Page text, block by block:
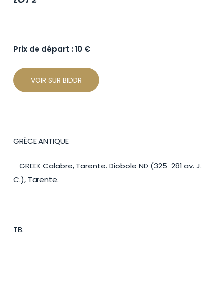
Prix de départ : 10 €
VOIR SUR BIDDR
GRÈCE ANTIQUE
- GREEK Calabre, Tarente. Diobole ND (325-281 av. J.-
C.), Tarente.
TB.